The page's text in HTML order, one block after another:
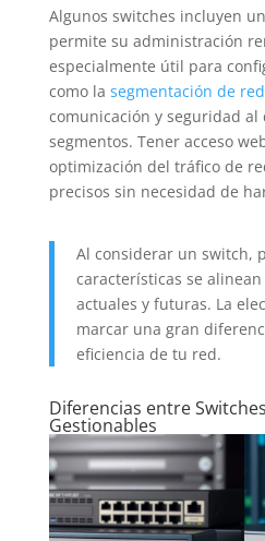
Algunos switches incluyen
permite su administración
especialmente útil para
como la segmentación de red
comunicación y seguridad
segmentos. Tener acceso
optimización del tráfico de
precisos sin necesidad de
Al considerar un switch,
características se
actuales y futuras. La
marcar una gran
eficiencia de tu red.
Diferencias entre
Gestionables